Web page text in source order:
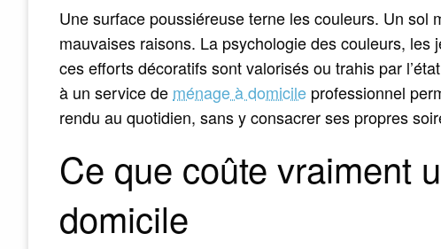
Une surface poussiéreuse terne les couleurs. Un sol
mauvaises raisons. La psychologie des couleurs,
ces efforts décoratifs sont valorisés ou trahis par
à un service de ménage à domicile professionnel
rendu au quotidien, sans y consacrer ses propres
Ce que coûte vraiment
domicile